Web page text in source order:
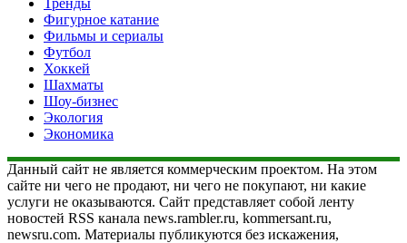
Фигурное катание
Фильмы и сериалы
Футбол
Хоккей
Шахматы
Шоу-бизнес
Экология
Экономика
Данный сайт не является коммерческим проектом. На этом
сайте ни чего не продают, ни чего не покупают, ни какие
услуги не оказываются. Сайт представляет собой ленту
новостей RSS канала news.rambler.ru, kommersant.ru,
newsru.com. Материалы публикуются без искажения,